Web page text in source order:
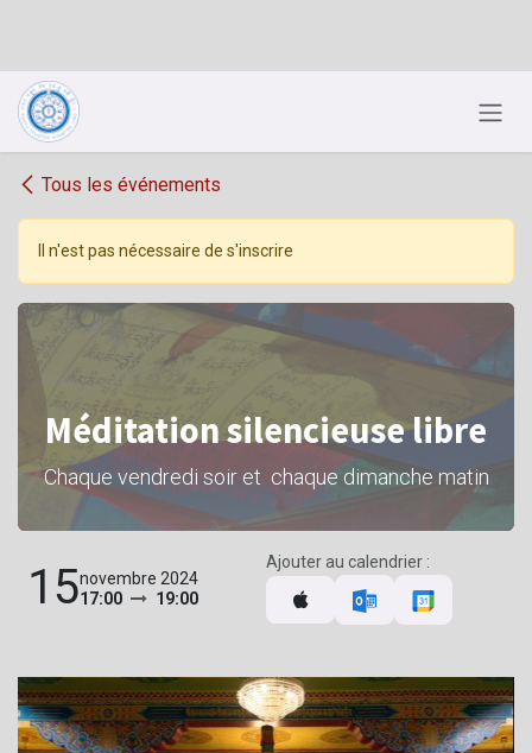
Se rendre au contenu
Tous les événements
Il n'est pas nécessaire de s'inscrire
Méditation silencieuse libre
Chaque vendredi soir et chaque dimanche matin
15novembre 2024
17:00
19:00
Ajouter au calendrier :